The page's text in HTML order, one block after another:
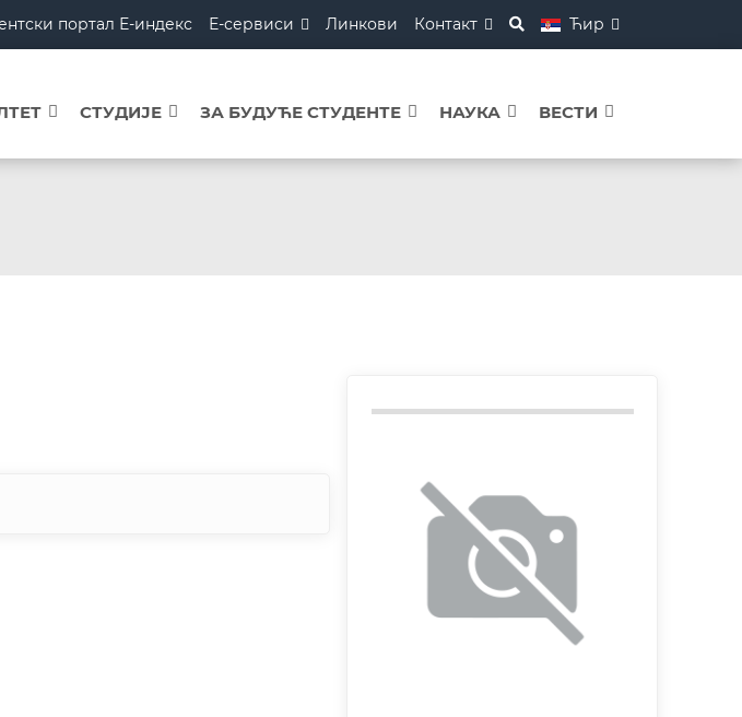
портал Е-индекс Е-сервиси Линкови Контакт Ћир
СТУДИЈЕ ЗА БУДУЋЕ СТУДЕНТЕ НАУКА ВЕСТИ